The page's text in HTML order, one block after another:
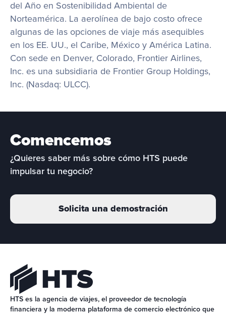
del Año en Sostenibilidad Ambiental de
Norteamérica. La aerolínea de bajo costo ofrece
algunas de las opciones de viaje más asequibles
en los EE. UU., el Caribe, México y América Latina.
Con sede en Denver, Colorado, Frontier Airlines,
Inc. es una subsidiaria de Frontier Group Holdings,
Inc. (Nasdaq: ULCC).
Comencemos
¿Quieres saber más sobre cómo HTS puede
impulsar tu negocio?
Solicita una demostración
HTS es la agencia de viajes, el proveedor de tecnología
financiera y la moderna plataforma de comercio electrónico que